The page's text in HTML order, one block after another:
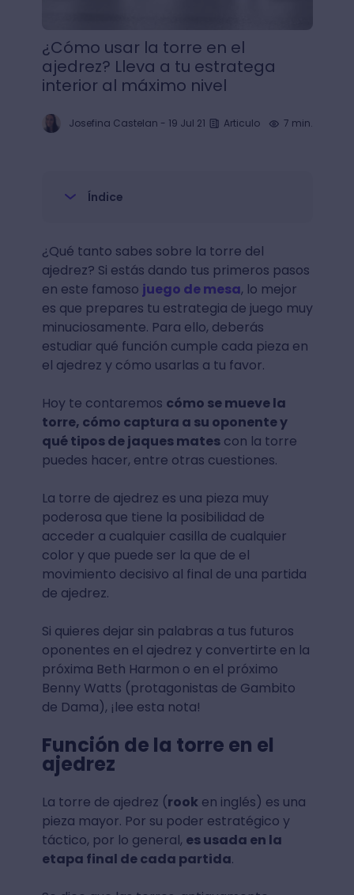
¿Cómo usar la torre en el
ajedrez? Lleva a tu estratega
interior al máximo nivel
Josefina Castelan - 19 Jul 21 Articulo 7 min.
Índice
¿Qué tanto sabes sobre la torre del
ajedrez? Si estás dando tus primeros pasos
en este famoso juego de mesa, lo mejor
es que prepares tu estrategia de juego muy
minuciosamente. Para ello, deberás
estudiar qué función cumple cada pieza en
el ajedrez y cómo usarlas a tu favor.
Hoy te contaremos cómo se mueve la
torre, cómo captura a su oponente y
qué tipos de jaques matescon la torre
puedes hacer, entre otras cuestiones.
La torre de ajedrez es una pieza muy
poderosa que tiene la posibilidad de
acceder a cualquier casilla de cualquier
color y que puede ser la que de el
movimiento decisivo al final de una partida
de ajedrez.
Si quieres dejar sin palabras a tus futuros
oponentes en el ajedrez y convertirte en la
próxima Beth Harmon o en el próximo
Benny Watts (protagonistas de Gambito
de Dama), ¡lee esta nota!
Función de la torre en el
ajedrez
La torre de ajedrez (rook en inglés) es una
pieza mayor. Por su poder estratégico y
táctico, por lo general, es usada en la
etapa final de cada partida.